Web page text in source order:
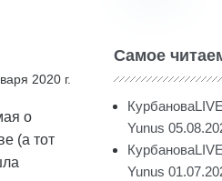
2020 г.
о
(а тот
Самое
Yunus
Yunus